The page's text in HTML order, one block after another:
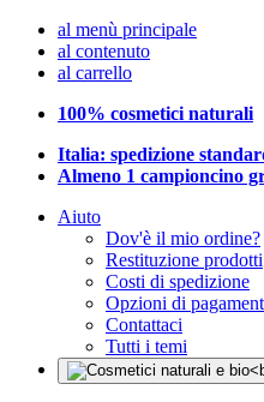
al menù principale
al contenuto
al carrello
100% cosmetici naturali
Italia: spedizione
Almeno 1 campioncino
Aiuto
Dov'è il mio ordine?
Restituzione prodotti
Costi di spedizione
Opzioni di
Contattaci
Tutti i temi